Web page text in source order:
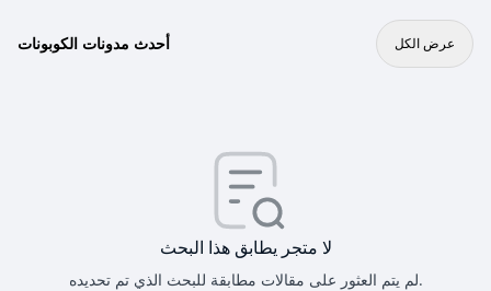
أحدث مدونات الكوبونات عرض الكل
لا متجر يطابق هذا البحث
لم يتم العثور على مقالات مطابقة للبحث الذي تم تحديده.